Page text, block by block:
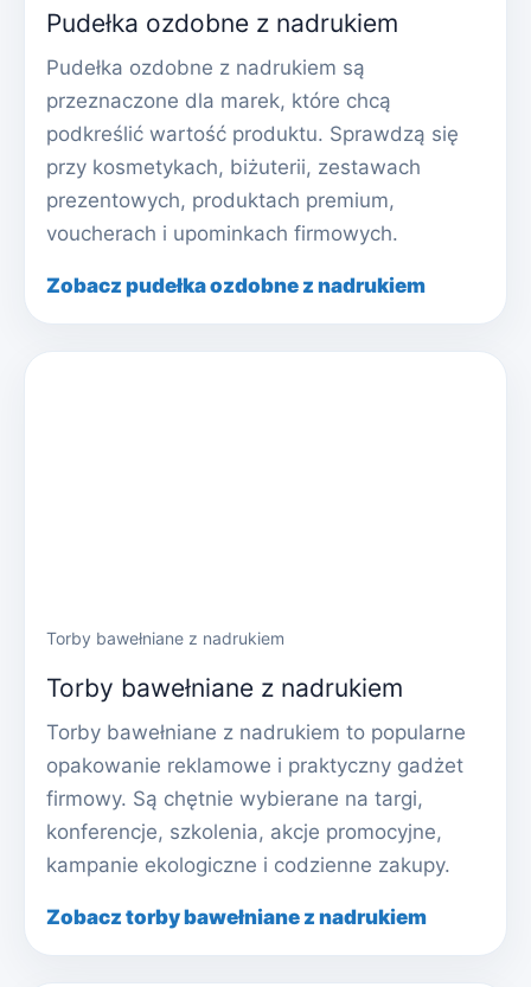
Pudełka ozdobne z nadrukiem
Pudełka ozdobne z nadrukiem są
przeznaczone dla marek, które chcą
podkreślić wartość produktu. Sprawdzą się
przy kosmetykach, biżuterii, zestawach
prezentowych, produktach premium,
voucherach i upominkach firmowych.
Zobacz pudełka ozdobne z nadrukiem
Torby bawełniane z nadrukiem
Torby bawełniane z nadrukiem
Torby bawełniane z nadrukiem to popularne
opakowanie reklamowe i praktyczny gadżet
firmowy. Są chętnie wybierane na targi,
konferencje, szkolenia, akcje promocyjne,
kampanie ekologiczne i codzienne zakupy.
Zobacz torby bawełniane z nadrukiem